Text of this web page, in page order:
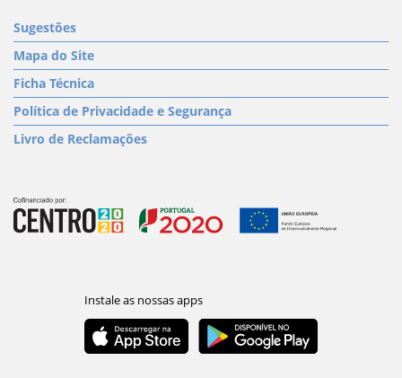
Sugestões
Mapa do Site
Ficha Técnica
Política de Privacidade e Segurança
Livro de Reclamações